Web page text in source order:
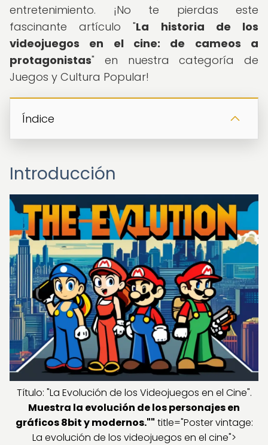
entretenimiento. ¡No te pierdas este
fascinante artículo "La historia de los
videojuegos en el cine: de cameos a
protagonistas" en nuestra categoría de
Juegos y Cultura Popular!
Índice
Introducción
Título: "La Evolución de los Videojuegos en el Cine".
Muestra la evolución de los personajes en
gráficos 8bit y modernos."" title="Poster vintage:
La evolución de los videojuegos en el cine">